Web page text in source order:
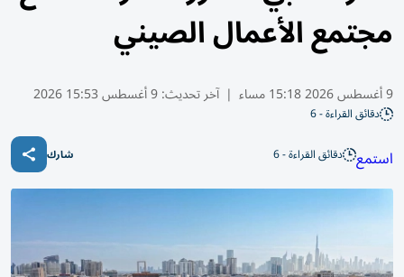
مجتمع الأعمال الصيني
9 أغسطس 2026 15:18 مساء | آخر تحديث:9 أغسطس 15:53 2026
دقائق القراءة - 6
استمع دقائق القراءة - 6 شارك